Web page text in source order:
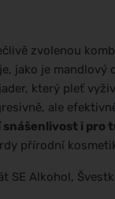
zvolenou
jako je
který pleť
ale
i pro
přírodní
SE Alkohol,